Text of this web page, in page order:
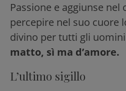
Passione e aggiunse nel
percepire nel suo cuore
divino per tutti gli
matto, sì ma d’amore.
L’ultimo sigillo